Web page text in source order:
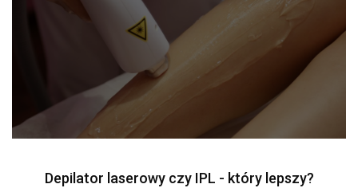
Depilator laserowy czy IPL - który lepszy?